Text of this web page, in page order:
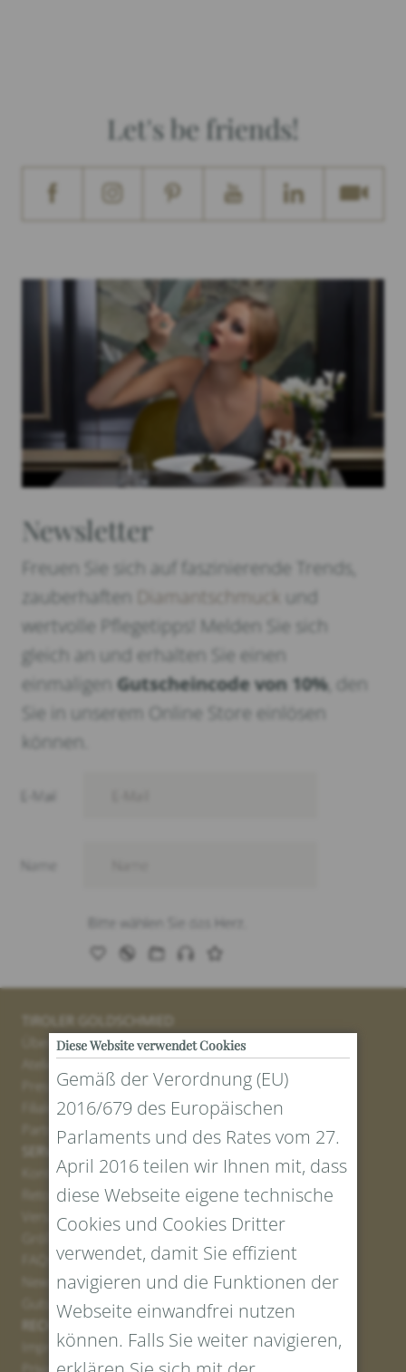
Let's be friends!
Newsletter
Freuen Sie sich auf faszinierende Trends,
zauberhaften
Diamantschmuck
und
wertvolle Pflegetipps! Melden Sie sich
gleich an und erhalten Sie einen
einmaligen Gutscheincode von 10%, den
Sie in unserem Online Store einlösen
können.
TIROLER GOLDSCHMIED
Über uns
Atelier
Presse
Filialen
Partner
SERVICE
Kontakt
Retourenportal
Versand
Newsletter Anmelden
Gutschein erstellen
RECHTLICHES UND DATENSCHUTZ
Impressum
Privacy Policy
Diese Website verwendet Cookies
Gemäß der Verordnung (EU)
2016/679 des Europäischen
Parlaments und des Rates vom 27.
April 2016 teilen wir Ihnen mit, dass
diese Webseite eigene technische
Cookies und Cookies Dritter
verwendet, damit Sie effizient
navigieren und die Funktionen der
Webseite einwandfrei nutzen
können. Falls Sie weiter navigieren,